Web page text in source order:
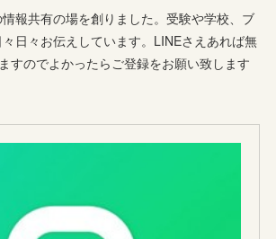
情報共有の場を創りました。受験や学校、ブ
日々お伝えしています。LINEさえあれば無
すのでよかったらご登録をお願い致します